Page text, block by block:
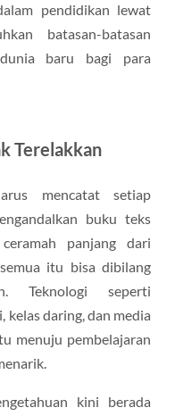
pendidikan lewat
batasan-batasan
baru bagi para
Terelakkan
mencatat setiap
buku teks
panjang dari
itu bisa dibilang
Teknologi seperti
kelas daring, dan media
menuju pembelajaran
kini berada